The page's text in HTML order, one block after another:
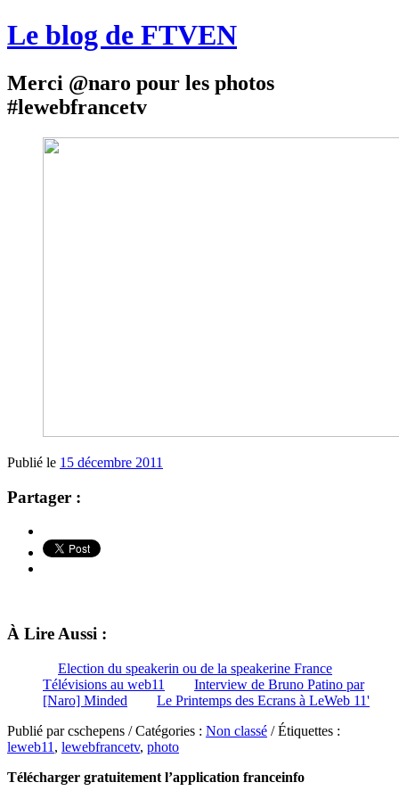
Le blog de FTVEN
Merci @naro pour les photos
#lewebfrancetv
Publié le 15 décembre 2011
Partager :
À Lire Aussi :
Election du speakerin ou de la speakerine France
Télévisions au web11
Interview de Bruno Patino par
[Naro] Minded
Le Printemps des Ecrans à LeWeb 11'
Publié par cschepens / Catégories : Non classé / Étiquettes :
leweb11 , lewebfrancetv, photo
Télécharger gratuitement l’application franceinfo